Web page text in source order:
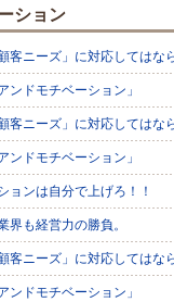
ション
客ニーズ」に対応してはな
ンドモチベーション」
客ニーズ」に対応してはな
ンドモチベーション」
ョンは自分で上げろ！！
界も経営力の勝負。
客ニーズ」に対応してはな
ンドモチベーション」